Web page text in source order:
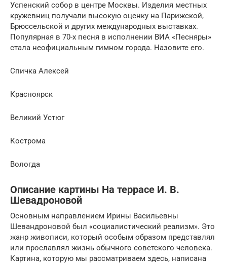
Успенский собор в центре Москвы. Изделия местных
кружевниц получали высокую оценку на Парижской,
Брюссельской и других международных выставках.
Популярная в 70-х песня в исполнении ВИА «Песняры»
стала неофициальным гимном города. Назовите его.
Спичка Алексей
Красноярск
Великий Устюг
Кострома
Вологда
Описание картины На террасе И. В.
Шевадроновой
Основным направлением Ирины Васильевны
Шевандроновой был «социалистический реализм». Это
жанр живописи, который особым образом представлял
или прославлял жизнь обычного советского человека.
Картина, которую мы рассматриваем здесь, написана